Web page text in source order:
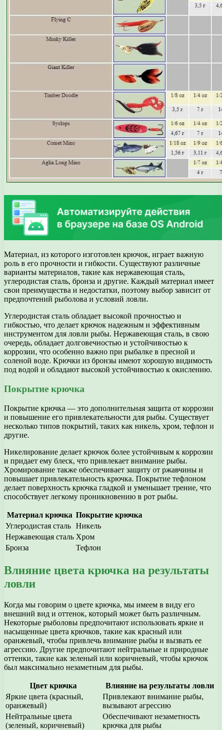
Материал, из которого изготовлен крючок, играет важную
роль в его прочности и гибкости. Существуют различные
варианты материалов, такие как нержавеющая сталь,
углеродистая сталь, бронза и другие. Каждый материал имеет
свои преимущества и недостатки, поэтому выбор зависит от
предпочтений рыболова и условий ловли.
Углеродистая сталь обладает высокой прочностью и
гибкостью, что делает крючок надежным и эффективным
инструментом для ловли рыбы. Нержавеющая сталь, в свою
очередь, обладает долговечностью и устойчивостью к
коррозии, что особенно важно при рыбалке в пресной и
соленой воде. Крючки из бронзы имеют хорошую видимость
под водой и обладают высокой устойчивостью к окислению.
Покрытие крючка
Покрытие крючка — это дополнительная защита от коррозии
и повышение его привлекательности для рыбы. Существует
несколько типов покрытий, таких как никель, хром, тефлон и
другие.
Никелирование делает крючок более устойчивым к коррозии
и придает ему блеск, что привлекает внимание рыбы.
Хромирование также обеспечивает защиту от ржавчины и
повышает привлекательность крючка. Покрытие тефлоном
делает поверхность крючка гладкой и уменьшает трение, что
способствует легкому проникновению в рот рыбы.
Материал крючка Покрытие крючка
Углеродистая сталь Никель
Нержавеющая сталь Хром
Бронза
Тефлон
Влияние цвета крючка на результаты
ловли
Когда мы говорим о цвете крючка, мы имеем в виду его
внешний вид и оттенок, который может быть различным.
Некоторые рыболовы предпочитают использовать яркие и
насыщенные цвета крючков, такие как красный или
оранжевый, чтобы привлечь внимание рыбы и вызвать ее
агрессию. Другие предпочитают нейтральные и природные
оттенки, такие как зеленый или коричневый, чтобы крючок
был максимально незаметным для рыбы.
Цвет крючка
Влияние на результаты ловли
Яркие цвета (красный,
оранжевый)
Привлекают внимание рыбы,
вызывают агрессию
Нейтральные цвета
(зеленый, коричневый)
Обеспечивают незаметность
крючка для рыбы